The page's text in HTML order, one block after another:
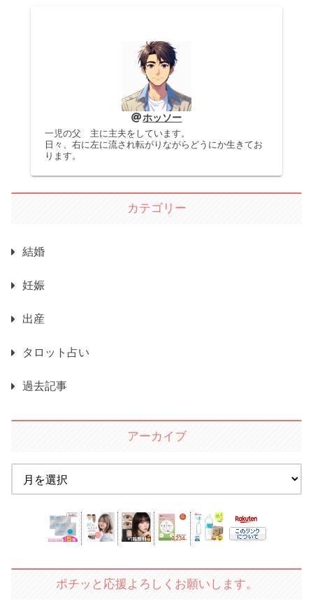
ホッソー
一児の父 主に主夫をしています。
日々、右に左に流され転がりながらどうにか生きてお
ります。
カテゴリー
結婚
妊娠
出産
タロット占い
過去記事
アーカイブ
ポチッと応援よろしくお願いします。